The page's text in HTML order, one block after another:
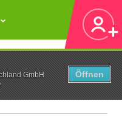
GmbH
Öffnen